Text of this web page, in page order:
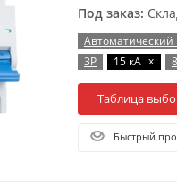
Под заказ:
3P
15 кА x
Таблица
Быстрый